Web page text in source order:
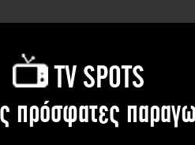
TV SPOTS
πρόσφατες